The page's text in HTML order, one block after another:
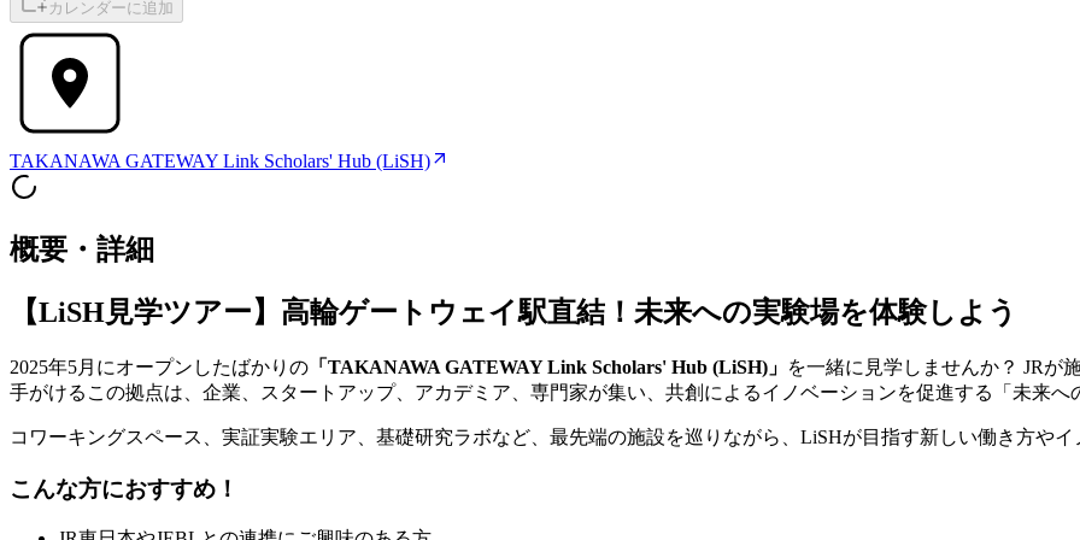
カレンダーに追加
TAKANAWA GATEWAY Link Scholars' Hub (LiSH)
概要・詳細
【LiSH見学ツアー】高輪ゲートウェイ駅直結！未来への実験場を体験しよう
2025年5月にオープンしたばかりの 「TAKANAWA GATEWAY Link Scholars' Hub (LiSH)」 を一緒に見学しませんか？ JRが
手がけるこの拠点は、企業、スタートアップ、アカデミア、専門家が集い、共創によるイノベーションを促進する「未来へ
コワーキングスペース、実証実験エリア、基礎研究ラボなど、最先端の施設を巡りながら、LiSHが目指す新しい働き方や
こんな方におすすめ！